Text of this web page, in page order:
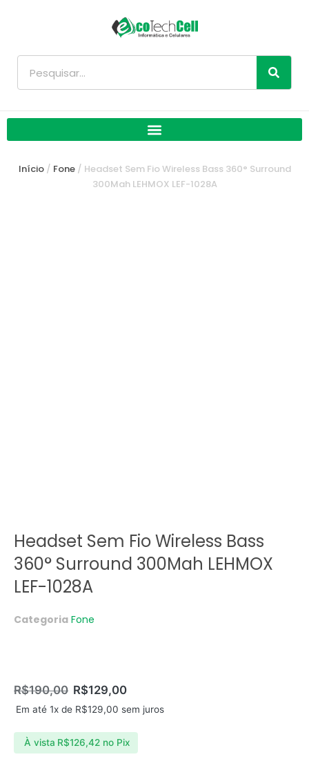
Início/ Fone/ Headset Sem Fio Wireless Bass 360° Surround
300Mah LEHMOX LEF-1028A
Headset Sem Fio Wireless Bass
360° Surround 300Mah LEHMOX
LEF-1028A
Categoria Fone
R$190,00 R$129,00
Em até 1x de R$129,00 sem juros
À vista R$126,42 no Pix